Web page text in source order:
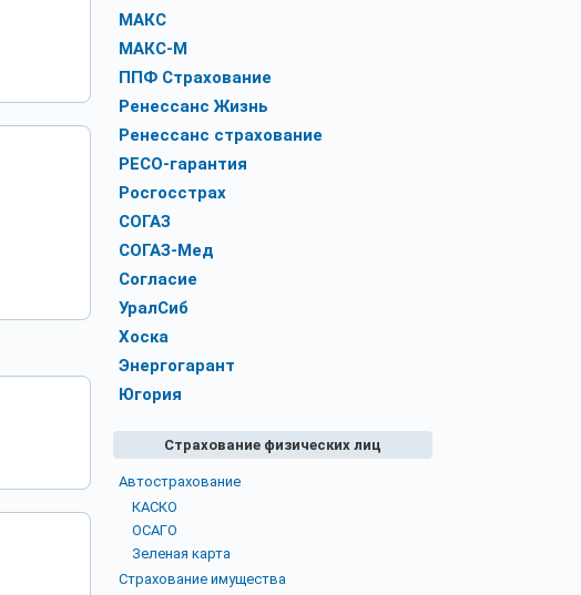
МАКС
МАКС-М
ППФ Страхование
Ренессанс Жизнь
Ренессанс страхование
РЕСО-гарантия
Росгосстрах
СОГАЗ
СОГАЗ-Мед
Согласие
УралСиб
Хоска
Энергогарант
Югория
Страхование физических лиц
Автострахование
КАСКО
ОСАГО
Зеленая карта
Страхование имущества